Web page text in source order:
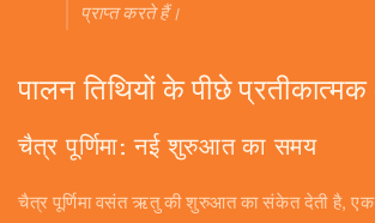
प्राप्त करते हैं।
पालन ​​तिथियों के पीछे प्रतीकात्मक
चैत्र पूर्णिमा: नई शुरुआत का समय
चैत्र पूर्णिमा वसंत ऋतु की शुरुआत का संकेत देती है, एक